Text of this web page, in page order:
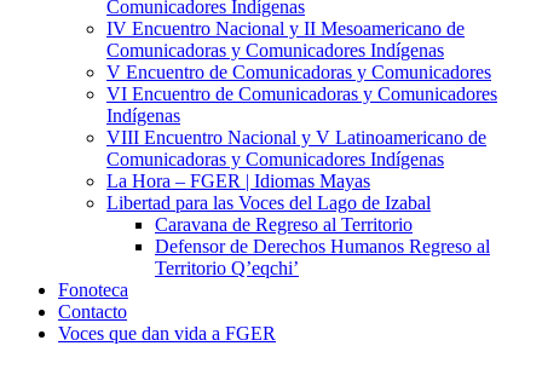
Comunicadores Indígenas
IV Encuentro Nacional y II Mesoamericano de
Comunicadoras y Comunicadores Indígenas
V Encuentro de Comunicadoras y Comunicadores
VI Encuentro de Comunicadoras y Comunicadores
Indígenas
VIII Encuentro Nacional y V Latinoamericano de
Comunicadoras y Comunicadores Indígenas
La Hora – FGER | Idiomas Mayas
Libertad para las Voces del Lago de Izabal
Caravana de Regreso al Territorio
Defensor de Derechos Humanos Regreso al
Territorio Q’eqchi’
Fonoteca
Contacto
Voces que dan vida a FGER